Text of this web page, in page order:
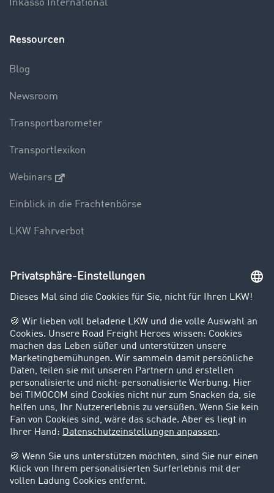
Inkasso International
Ressourcen
Blog
Newsroom
Transportbarometer
Transportlexikon
Webinars
Einblick in die Frachtenbörse
LKW Fahrverbot
Unternehmen
Kunden werben Kunden
Success Stories
Karriere
Support
Kontakt
Rechtliches
Impressum